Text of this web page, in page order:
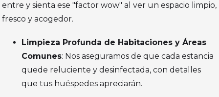
entre y sienta ese "factor wow" al ver un espacio limpio,
fresco y acogedor.
Limpieza Profunda de Habitaciones y Áreas
Comunes: Nos aseguramos de que cada estancia
quede reluciente y desinfectada, con detalles
que tus huéspedes apreciarán.